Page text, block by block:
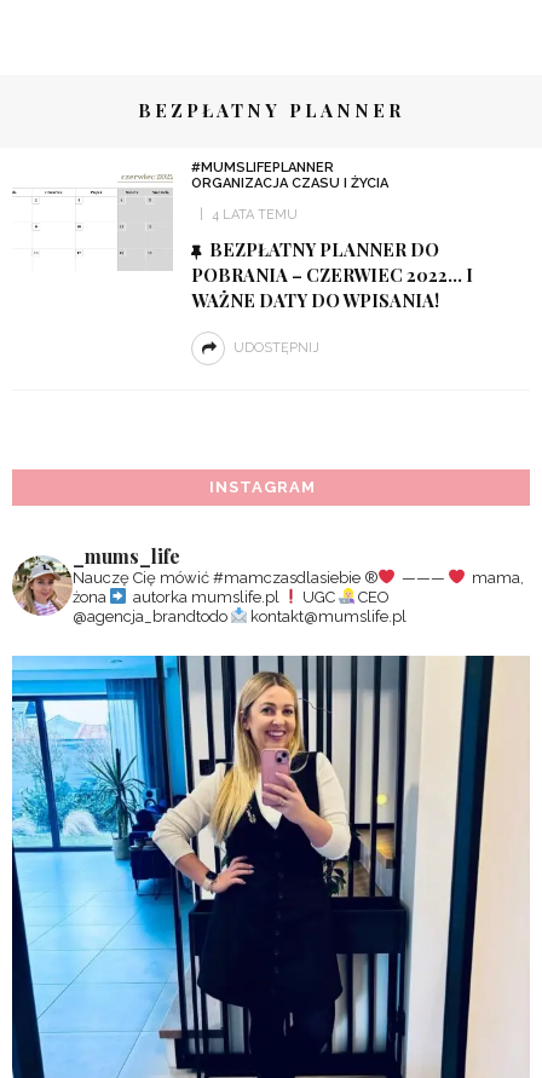
BEZPŁATNY PLANNER
#MUMSLIFEPLANNER
ORGANIZACJA CZASU I ŻYCIA
4 LATA TEMU
BEZPŁATNY PLANNER DO
POBRANIA – CZERWIEC 2022… I
WAŻNE DATY DO WPISANIA!
UDOSTĘPNIJ
INSTAGRAM
_mums_life
Nauczę Cię mówić #mamczasdlasiebie ®️ ———
mama,
żona
autorka mumslife.pl UGC
CEO
@agencja_brandtodo
kontakt@mumslife.pl